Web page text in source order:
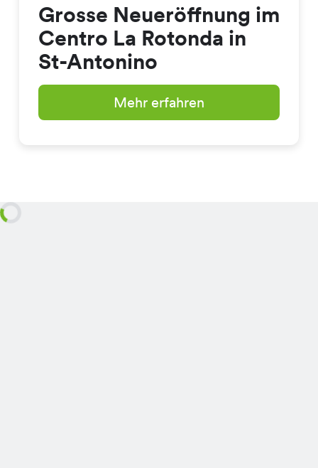
Grosse Neueröffnung im
Centro La Rotonda in
St-Antonino
Mehr erfahren